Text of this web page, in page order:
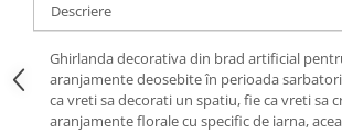
Descriere
Ghirlanda decorativa din brad artificial
aranjamente deosebite în perioada
ca vreti sa decorati un spatiu, fie ca vreti sa
aranjamente florale cu specific de iarna,